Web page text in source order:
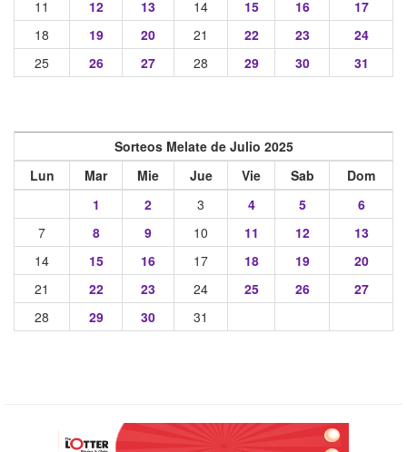
11
12 13 14 15 16
17
18
19 20 21 22 23
24
25
26 27 28 29 30 31
Sorteos Melate de Julio 2025
Lun
Mar Mie Jue Vie Sab
Dom
1
2 3 4 5
6
7
8 9 10 11 12
13
14
15 16 17 18 19
20
21
22 23 24 25 26
27
28
29 30 31